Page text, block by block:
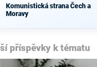
Komunistická strana Čech a
Moravy
příspěvky k tématu